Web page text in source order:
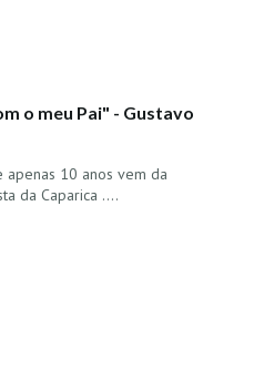
o meu Pai" - Gustavo
apenas 10 anos vem da
da Caparica ....